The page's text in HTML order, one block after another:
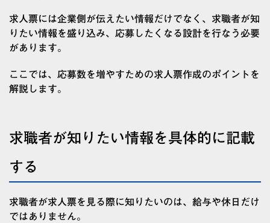
求人票には企業側が伝えたい情報だけでなく、求職者が知
りたい情報を盛り込み、応募したくなる設計を行なう必要
があります。
ここでは、応募数を増やすための求人票作成のポイントを
解説します。
求職者が知りたい情報を具体的に記載
する
求職者が求人票を見る際に知りたいのは、給与や休日だけ
ではありません。